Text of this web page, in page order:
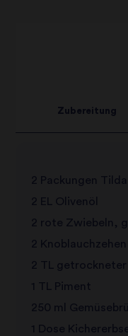
Zubereitung
2 Packungen
2 EL Olivenöl
2 rote Zwiebeln,
2 Knoblauchzehen
2 TL getrockneter
1 TL Piment
250 ml
1 Dose